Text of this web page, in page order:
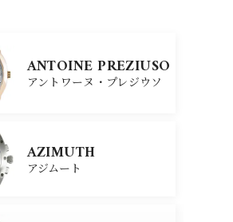
ジン
セイコー
ANTOINE PREZIUSO
アントワーヌ・プレジウソ
AZIMUTH
アジムート